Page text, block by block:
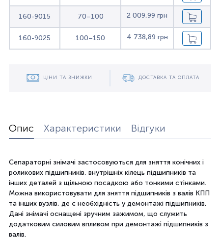
160-9015 70–100 2 009,99 грн
160-9025 100–150 4 738,89 грн
ЦІНИ ТА ЗНИЖКИ ДОСТАВКА ТА ОПЛАТА
Опис Характеристики Відгуки
Сепараторні знімачі застосовуються для зняття конічних і
роликових підшипників, внутрішніх кілець підшипників та
інших деталей з щільною посадкою або тонкими стінками.
Можна використовувати для зняття підшипників з валів КПП
та інших вузлів, де є необхідність у демонтажі підшипників.
Дані знімачі оснащені зручним зажимом, що служить
додатковим силовим впливом при демонтажі підшипників з
валів.